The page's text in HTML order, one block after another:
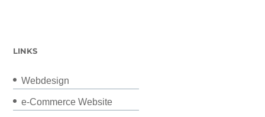
LINKS
Webdesign
e-Commerce Website